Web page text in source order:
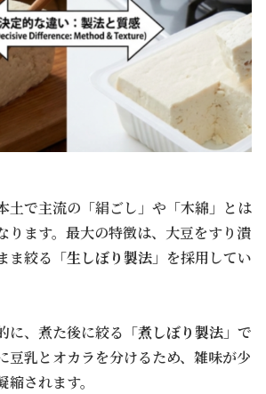
土で主流の「絹ごし」や「木綿」とは
ります。最大の特徴は、大豆をすり潰
ま絞る「生しぼり製法 」を採用してい
に、煮た後に絞る「煮しぼり製法 」で
豆乳とオカラを分けるため、雑味が少
されます。